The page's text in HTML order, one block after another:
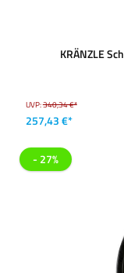
KRÄNZLE
UVP:340,34 €*
257,43 €*
- 27%